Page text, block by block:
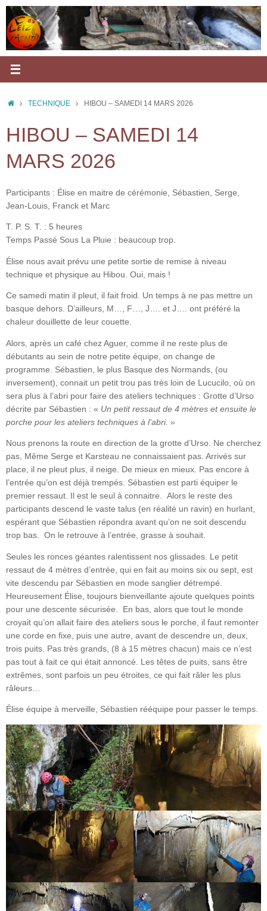
Passer
contenu
ACCUEIL
TECHNIQUE HIBOU – SAMEDI 14 MARS 2026
HIBOU – SAMEDI 14
MARS 2026
Participants : Élise en maitre de cérémonie, Sébastien, Serge,
Jean-Louis, Franck et Marc
T. P. S. T. : 5 heures
Temps Passé Sous La Pluie : beaucoup trop.
Élise nous avait prévu une petite sortie de remise à niveau
technique et physique au Hibou. Oui, mais !
Ce samedi matin il pleut, il fait froid. Un temps à ne pas mettre un
basque dehors. D’ailleurs, M…, F…, J…. et J…. ont préféré la
chaleur douillette de leur couette.
Alors, après un café chez Aguer, comme il ne reste plus de
débutants au sein de notre petite équipe, on change de
programme. Sébastien, le plus Basque des Normands, (ou
inversement), connait un petit trou pas très loin de Lucucilo, où on
sera plus à l’abri pour faire des ateliers techniques : Grotte d’Urso
décrite par Sébastien : « Un petit ressaut de 4 mètres et ensuite le
porche pour les ateliers techniques à l’abri. »
Nous prenons la route en direction de la grotte d’Urso. Ne cherchez
pas, Même Serge et Karsteau ne connaissaient pas. Arrivés sur
place, il ne pleut plus, il neige. De mieux en mieux. Pas encore à
l’entrée qu’on est déjà trempés. Sébastien est parti équiper le
premier ressaut. Il est le seul à connaitre. Alors le reste des
participants descend le vaste talus (en réalité un ravin) en hurlant,
espérant que Sébastien répondra avant qu’on ne soit descendu
trop bas. On le retrouve à l’entrée, grasse à souhait.
Seules les ronces géantes ralentissent nos glissades. Le petit
ressaut de 4 mètres d’entrée, qui en fait au moins six ou sept, est
vite descendu par Sébastien en mode sanglier détrempé.
Heureusement Élise, toujours bienveillante ajoute quelques points
pour une descente sécurisée. En bas, alors que tout le monde
croyait qu’on allait faire des ateliers sous le porche, il faut remonter
une corde en fixe, puis une autre, avant de descendre un, deux,
trois puits. Pas très grands, (8 à 15 mètres chacun) mais ce n’est
pas tout à fait ce qui était annoncé. Les têtes de puits, sans être
extrêmes, sont parfois un peu étroites, ce qui fait râler les plus
râleurs…
Élise équipe à merveille, Sébastien rééquipe pour passer le temps.